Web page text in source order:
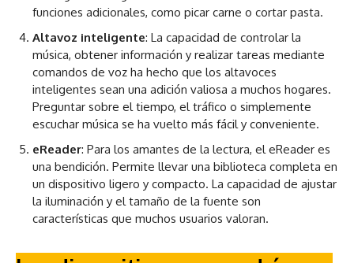
funciones adicionales, como picar carne o cortar pasta.
Altavoz inteligente: La capacidad de controlar la
música, obtener información y realizar tareas mediante
comandos de voz ha hecho que los altavoces
inteligentes sean una adición valiosa a muchos hogares.
Preguntar sobre el tiempo, el tráfico o simplemente
escuchar música se ha vuelto más fácil y conveniente.
eReader: Para los amantes de la lectura, el eReader es
una bendición. Permite llevar una biblioteca completa en
un dispositivo ligero y compacto. La capacidad de ajustar
la iluminación y el tamaño de la fuente son
características que muchos usuarios valoran.